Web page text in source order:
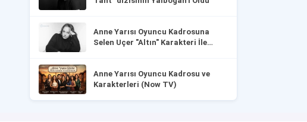
Anne Yarısı Oyuncu Kadrosuna
Selen Uçer "Altın" Karakteri İle
Anne Yarısı Oyuncu Kadrosu ve
Karakterleri (Now TV)